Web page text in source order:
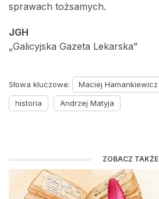
sprawach tożsamych.
JGH
„Galicyjska Gazeta Lekarska”
Słowa kluczowe: Maciej Hamankiewicz
historia
Andrzej Matyja
ZOBACZ TAKŻE